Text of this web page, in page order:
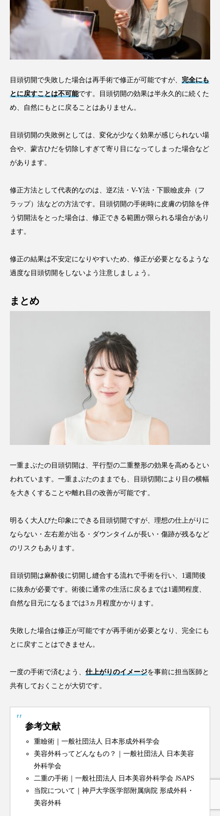
目頭切開で失敗した場合は再手術で修正が可能ですが、 完全にも
とに戻すことは不可能です。目頭切開の効果は半永久的に続くた
め、自然にもとに戻ることはありません。
目頭切開の失敗例としては、変化が少なく効果が感じられない場
合や、蒙古ひだを切除しすぎて寄り目になってしまった場合など
があります。
修正方法として代表的なのは、逆Z法・V-Y法・下眼瞼皮弁（フ
ラップ）法などの方法です。目頭切開の手術時に皮膚の切除を伴
う切開法をとった場合は、修正できる範囲が限られる場合があり
ます。
修正の結果は不安定になりやすいため、修正が必要となるような
過度な目頭切開をしないよう注意しましょう。
まとめ
一重まぶたの目頭切開は、平行型の二重整形の効果を高めるとい
われています。一重まぶたのままでも、目頭切開により目の横幅
を大きくすることや離れ目の改善が可能です。
明るく大人びた印象にできる目頭切開ですが、理想の仕上がりに
ならない・左右差が出る・ダウンタイムが長い・傷跡が残るなど
のリスクもあります。
目頭切開は麻酔後に切開し縫合する流れで手術を行い、1週間後
に抜糸が必要です。術後に通常の生活に戻るまでは1週間程度、
自然な目元になるまでは3ヵ月程度かかります。
失敗した場合は修正が可能ですが再手術が必要となり、完全にも
とに戻すことはできません。
一度の手術で済むよう、 仕上がりのイメージを事前に担当医師と
共有しておくことが大切です。
参考文献
重瞼術｜一般社団法人 日本形成外科学会
美容外科ってどんなもの？｜一般社団法人 日本美容
外科学会
二重の手術｜一般社団法人 日本美容外科学会 JSAPS
当院について｜神戸大学医学部附属病院 形成外科・
美容外科